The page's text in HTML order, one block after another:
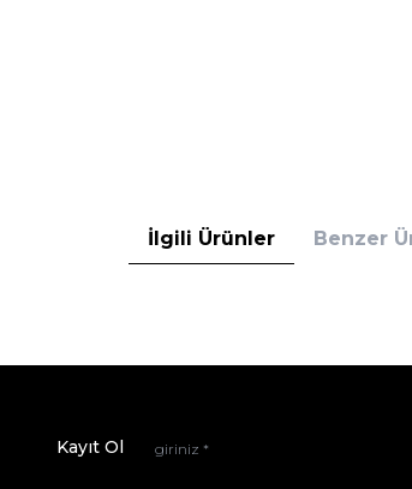
İlgili Ürünler Benzer
Kayıt Ol